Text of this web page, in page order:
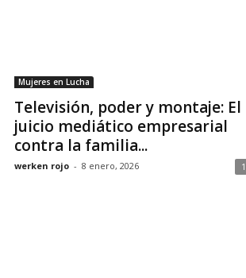
Mujeres en Lucha
Televisión, poder y montaje: El
juicio mediático empresarial
contra la familia...
werken rojo - 8 enero, 2026 1